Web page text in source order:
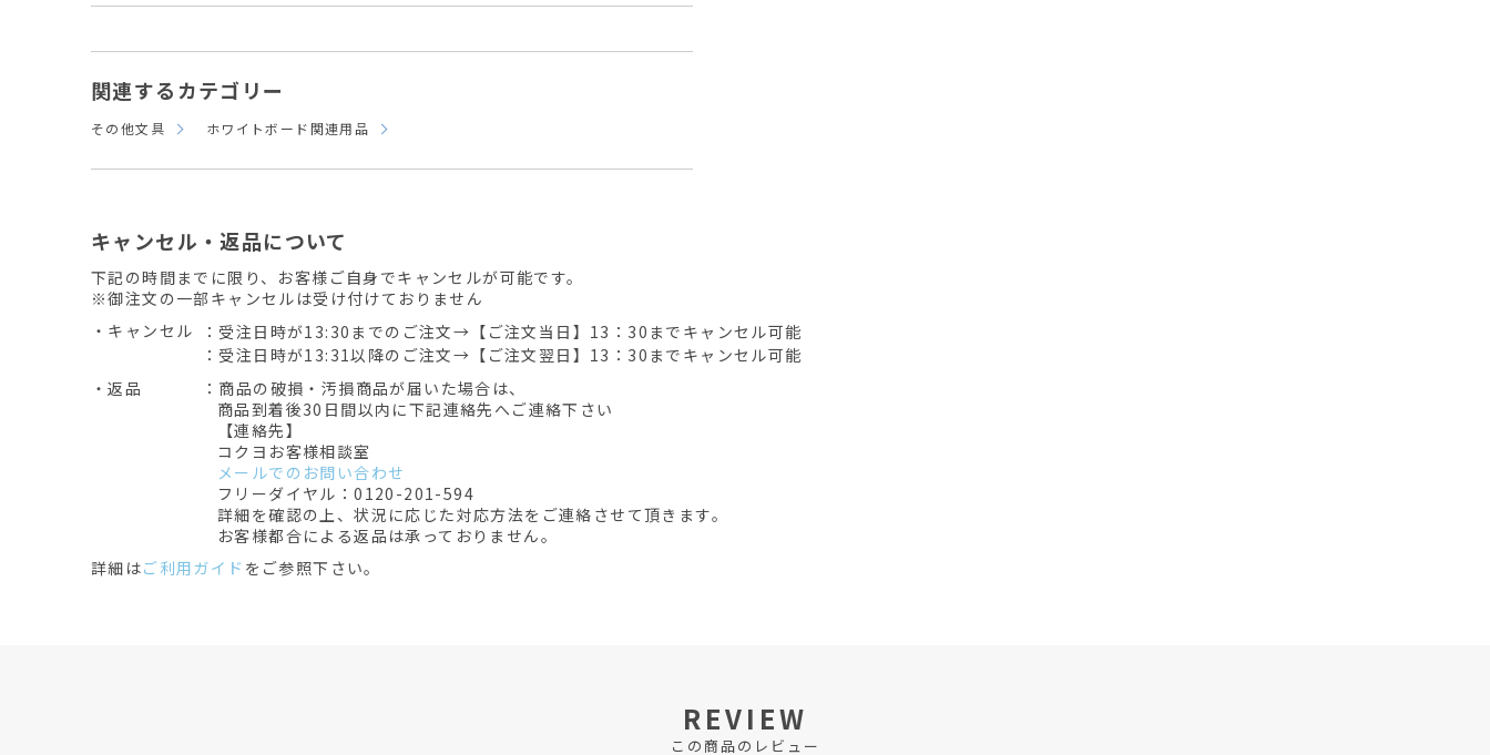
関連するカテゴリー
その他文具 ホワイトボード関連用品
キャンセル・返品について
下記の時間までに限り、お客様ご自身でキャンセルが可能です。
※御注文の一部キャンセルは受け付けておりません
・キャンセル
：受注日時が13:30までのご注文→【ご注文当日】13：30までキャンセル可能
：受注日時が13:31以降のご注文→【ご注文翌日】13：30までキャンセル可能
・返品
：商品の破損・汚損商品が届いた場合は、
商品到着後30日間以内に下記連絡先へご連絡下さい
【連絡先】
コクヨお客様相談室
メールでのお問い合わせ
フリーダイヤル：0120-201-594
詳細を確認の上、状況に応じた対応方法をご連絡させて頂きます。
お客様都合による返品は承っておりません。
詳細はご利用ガイド をご参照下さい。
REVIEW
この商品のレビュー